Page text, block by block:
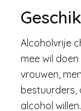
Alcoholvrije
mee wil
vrouwen,
bestuurders,
alcohol